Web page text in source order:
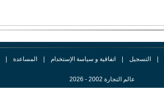
| التسجيل | اتفاقية و سياسة الإستخدام | المساعدة |
عالم التجارة 2002 - 2026